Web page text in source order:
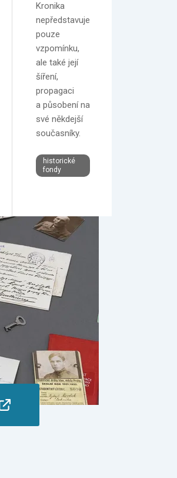
Kronika
nepředstavuje
pouze
vzpomínku,
ale také její
šíření,
propagaci
a působení na
své někdejší
současníky.
historické
fondy